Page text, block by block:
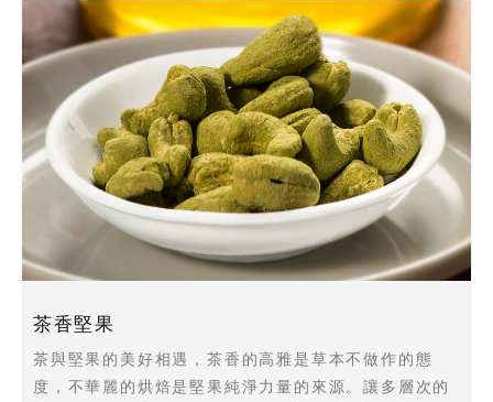
茶香堅果
茶與堅果的美好相遇，茶香的高雅是草本不做作的態
度，不華麗的烘焙是堅果純淨力量的來源。讓多層次的